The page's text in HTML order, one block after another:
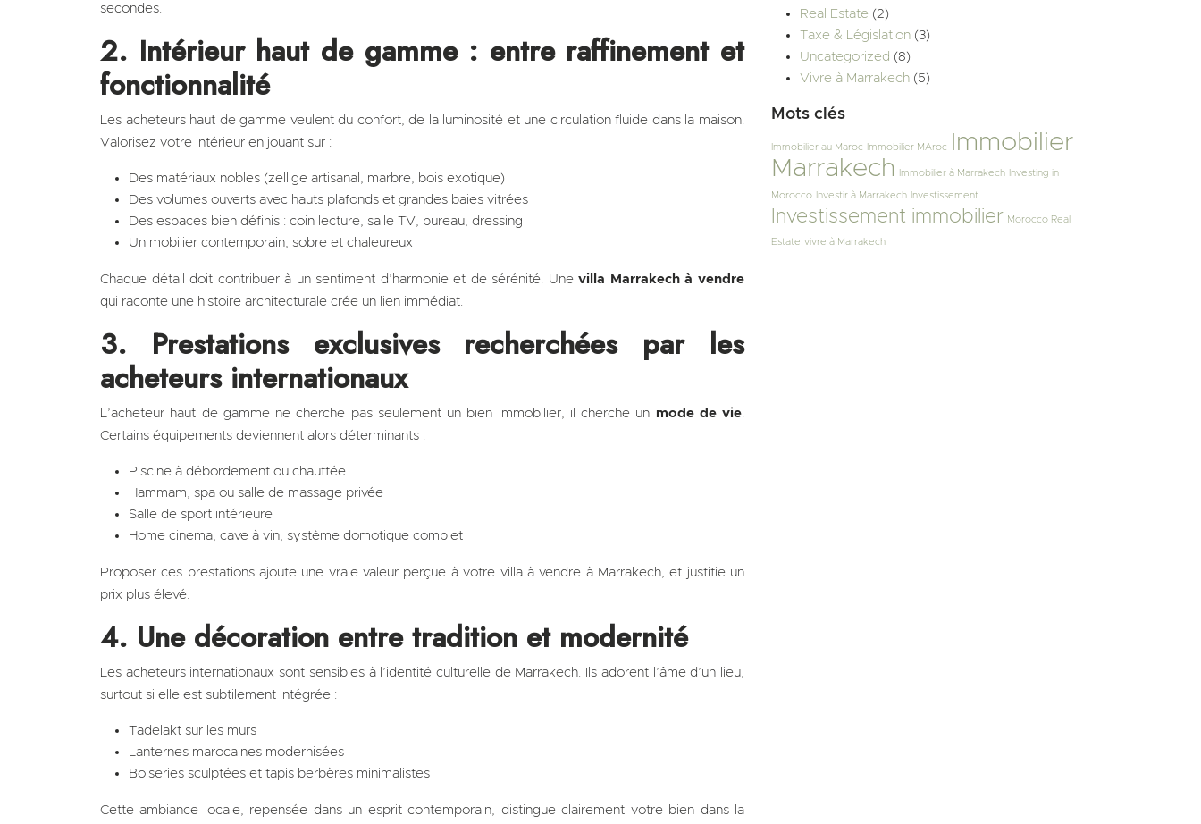
secondes.
2. Intérieur haut de gamme : entre raffinement et
fonctionnalité
Les acheteurs haut de gamme veulent du confort, de la luminosité et une circulation fluide dans la maison.
Valorisez votre intérieur en jouant sur :
Des matériaux nobles (zellige artisanal, marbre, bois exotique)
Des volumes ouverts avec hauts plafonds et grandes baies vitrées
Des espaces bien définis : coin lecture, salle TV, bureau, dressing
Un mobilier contemporain, sobre et chaleureux
Chaque détail doit contribuer à un sentiment d’harmonie et de sérénité. Unevilla Marrakech à vendre
qui raconte une histoire architecturale crée un lien immédiat.
3. Prestations exclusives recherchées par les
acheteurs internationaux
L’acheteur haut de gamme ne cherche pas seulement un bien immobilier, il cherche un mode de vie
Certains équipements deviennent alors déterminants :
Piscine à débordement ou chauffée
Hammam, spa ou salle de massage privée
Salle de sport intérieure
Home cinema, cave à vin, système domotique complet
Proposer ces prestations ajoute une vraie valeur perçue à votre villa à vendre à Marrakech, et justifie un
prix plus élevé.
4. Une décoration entre tradition et modernité
Les acheteurs internationaux sont sensibles à l’identité culturelle de Marrakech. Ils adorent l’âme d’un lieu,
surtout si elle est subtilement intégrée :
Tadelakt sur les murs
Lanternes marocaines modernisées
Boiseries sculptées et tapis berbères minimalistes
Cette ambiance locale, repensée dans un esprit contemporain, distingue clairement votre bien dans la
Real Estate (2)
Taxe & Législation (3)
Uncategorized (8)
Vivre à Marrakech (5)
Mots clés
Immobilier au Maroc Immobilier MAroc
Immobilier
Marrakech
Immobilier à Marrakech Investing in
Morocco Investir à Marrakech Investissement
Investissement immobilier Morocco Real
Estate vivre à Marrakech